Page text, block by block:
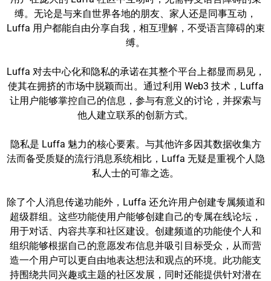
缚。无论是与来自世界各地的朋友、家人还是同事互动，
Luffa 用户都能自由分享自我，相互理解，不受语言障碍的束
缚。
Luffa 对去中心化和隐私的承诺在其整个平台上都显而易见，
使其在拥挤的市场中脱颖而出。通过利用 Web3 技术，Luffa
让用户能够掌控自己的信息，参与有意义的讨论，并探索与
他人建立联系的创新方式。
隐私是 Luffa 魅力的核心要素。与其他许多因其数据收集方
法而备受质疑的流行消息系统相比，Luffa 无疑是重视个人隐
私人士的可靠之选。
除了个人消息传递功能外，Luffa 还允许用户创建专属频道和
超级群组。这些功能使用户能够创建自己的专属在线论坛，
用于对话、内容共享和社区建设。创建频道的功能使个人和
组织能够根据自己的意愿发布信息并吸引目标受众，从而营
造一个用户可以更自由地表达想法和观点的环境。此功能支
持围绕共同兴趣或主题的社区发展，同时还能提供针对潜在